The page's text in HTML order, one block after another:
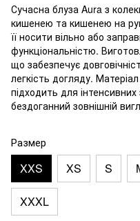
Сучасна блуза Aura з
кишенею та кишенею на
її носити вільно або
функціональністю.
що забезпечує
легкість догляду.
підходить для
бездоганний зовнішній
Размер
XXS XS S
XXXL